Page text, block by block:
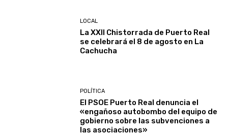
LOCAL
La XXII Chistorrada de Puerto Real
se celebrará el 8 de agosto en La
Cachucha
POLÍTICA
El PSOE Puerto Real denuncia el
«engañoso autobombo del equipo de
gobierno sobre las subvenciones a
las asociaciones»